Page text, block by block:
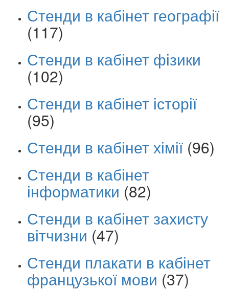
Стенди в кабінет географії
(117)
Стенди в кабінет фізики
(102)
Стенди в кабінет історії
(95)
Стенди в кабінет хімії (96)
Стенди в кабінет
інформатики (82)
Стенди в кабінет захисту
вітчизни (47)
Стенди плакати в кабінет
французької мови (37)